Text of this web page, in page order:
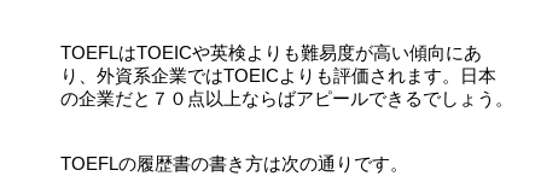
TOEFLはTOEICや英検よりも難易度が高い傾向にあ
り、外資系企業ではTOEICよりも評価されます。日本
の企業だと７０点以上ならばアピールできるでしょう。
TOEFLの履歴書の書き方は次の通りです。